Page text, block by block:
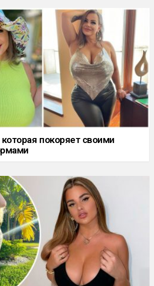
покоряет своими